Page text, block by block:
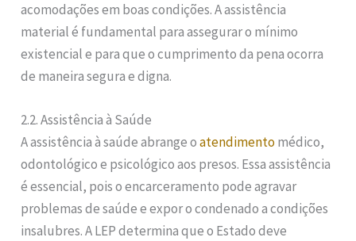
acomodações em boas condições. A assistência
material é fundamental para assegurar o mínimo
existencial e para que o cumprimento da pena ocorra
de maneira segura e digna.
2.2. Assistência à Saúde
A assistência à saúde abrange oatendimentomédico,
odontológico e psicológico aos presos. Essa assistência
é essencial, pois o encarceramento pode agravar
problemas de saúde e expor o condenado a condições
insalubres. A LEP determina que o Estado deve